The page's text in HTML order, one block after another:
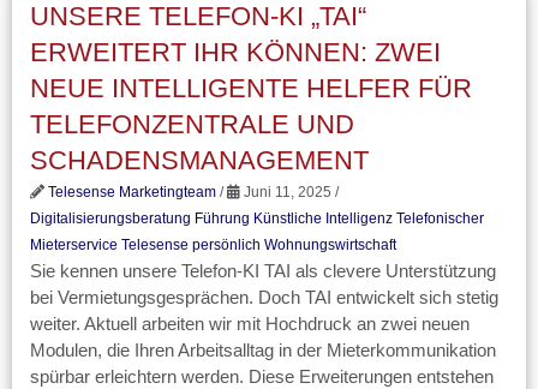
UNSERE TELEFON-KI „TAI“
ERWEITERT IHR KÖNNEN: ZWEI
NEUE INTELLIGENTE HELFER FÜR
TELEFONZENTRALE UND
SCHADENSMANAGEMENT
Telesense Marketingteam /
Juni 11, 2025 /
Digitalisierungsberatung Führung Künstliche Intelligenz Telefonischer
Mieterservice Telesense persönlich Wohnungswirtschaft
Sie kennen unsere Telefon-KI TAI als clevere Unterstützung
bei Vermietungsgesprächen. Doch TAI entwickelt sich stetig
weiter. Aktuell arbeiten wir mit Hochdruck an zwei neuen
Modulen, die Ihren Arbeitsalltag in der Mieterkommunikation
spürbar erleichtern werden. Diese Erweiterungen entstehen